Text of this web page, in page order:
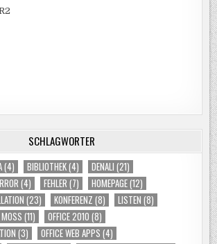
SCHLAGWÖRTER
(4) BIBLIOTHEK(4) DENALI (21)
(4) FEHLER (7) HOMEPAGE(12)
(23) KONFERENZ (8) LISTEN (8)
MOSS (11) OFFICE 2010 (8)
(3) OFFICE WEB APPS (4)